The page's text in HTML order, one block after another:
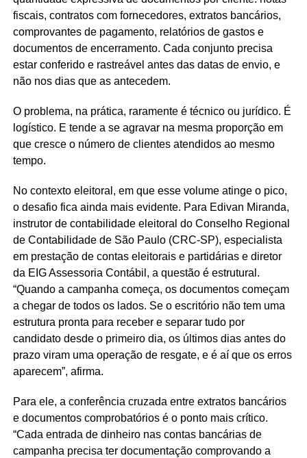
fiscais, contratos com fornecedores, extratos bancários,
comprovantes de pagamento, relatórios de gastos e
documentos de encerramento. Cada conjunto precisa
estar conferido e rastreável antes das datas de envio, e
não nos dias que as antecedem.
O problema, na prática, raramente é técnico ou jurídico. É
logístico. E tende a se agravar na mesma proporção em
que cresce o número de clientes atendidos ao mesmo
tempo.
No contexto eleitoral, em que esse volume atinge o pico,
o desafio fica ainda mais evidente. Para Edivan Miranda,
instrutor de contabilidade eleitoral do Conselho Regional
de Contabilidade de São Paulo (CRC-SP), especialista
em prestação de contas eleitorais e partidárias e diretor
da EIG Assessoria Contábil, a questão é estrutural.
“Quando a campanha começa, os documentos começam
a chegar de todos os lados. Se o escritório não tem uma
estrutura pronta para receber e separar tudo por
candidato desde o primeiro dia, os últimos dias antes do
prazo viram uma operação de resgate, e é aí que os erros
aparecem”, afirma.
Para ele, a conferência cruzada entre extratos bancários
e documentos comprobatórios é o ponto mais crítico.
“Cada entrada de dinheiro nas contas bancárias de
campanha precisa ter documentação comprovando a